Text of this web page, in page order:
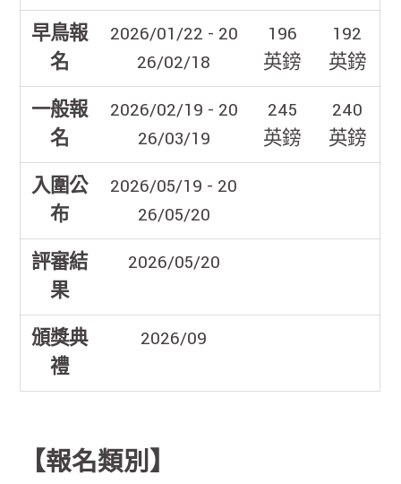
早鳥報
名
2026/01/22 - 20
26/02/18
196
英鎊
192
英鎊
一般報
名
2026/02/19 - 20
26/03/19
245
英鎊
240
英鎊
入圍公
布
2026/05/19 - 20
26/05/20
評審結
果
2026/05/20
頒獎典
禮
2026/09
【報名類別】